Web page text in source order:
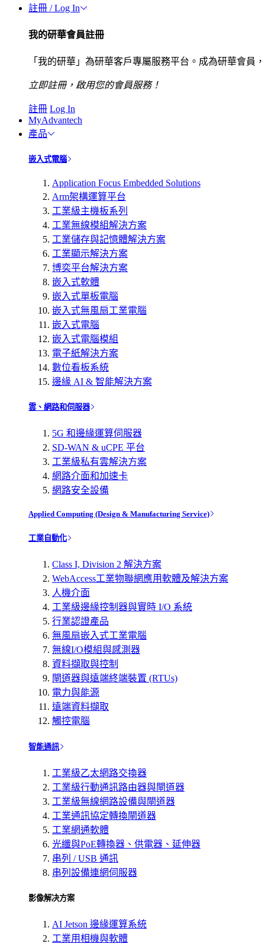
註冊 / Log In
我的研華會員註冊
「我的研華」為研華客戶專屬服務平台。成為研華會
立即註冊，啟用您的會員服務！
註冊 Log In
MyAdvantech
產品
嵌入式電腦
Application Focus Embedded Solutions
Arm架構運算平台
工業級主機板系列
工業無線模組解決方案
工業儲存與記憶體解決方案
工業顯示解決方案
博奕平台解決方案
嵌入式軟體
嵌入式單板電腦
嵌入式無風扇工業電腦
嵌入式電腦
嵌入式電腦模組
電子紙解決方案
數位看板系統
邊緣 AI & 智能解決方案
雲、網路和伺服器
5G 和邊緣運算伺服器
SD-WAN & uCPE 平台
工業級私有雲解決方案
網路介面和加速卡
網路安全設備
Applied Computing (Design & Manufacturing Service)
工業自動化
Class I, Division 2 解決方案
WebAccess工業物聯網應用軟體及解決方案
人機介面
工業級邊緣控制器與實時 I/O 系統
行業認證產品
無風扇嵌入式工業電腦
無線I/O模組與感測器
資料擷取與控制
閘道器與遠端終端裝置 (RTUs)
電力與能源
遠端資料擷取
觸控電腦
智能通訊
工業級乙太網路交換器
工業級行動通訊路由器與閘道器
工業級無線網路設備與閘道器
工業通訊協定轉換閘道器
工業網通軟體
光纖與PoE轉換器、供電器、延伸器
串列 / USB 通訊
串列設備連網伺服器
影像解决方案
AI Jetson 邊緣運算系統
工業用相機與軟體